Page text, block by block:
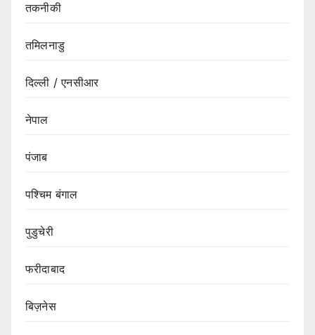
तकनीकी
तमिलनाडु
दिल्ली / एनसीआर
नेपाल
पंजाब
पश्चिम बंगाल
पुडुचेरी
फरीदाबाद
बिज़नेस